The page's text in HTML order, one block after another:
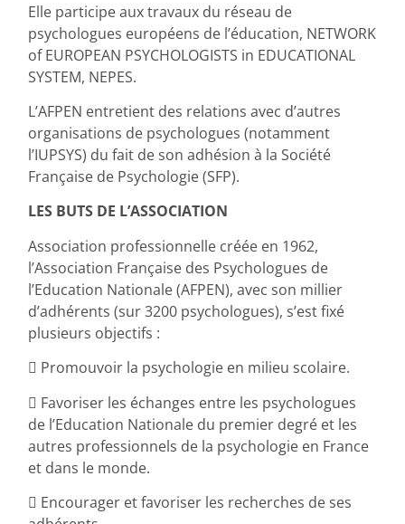
Elle participe aux travaux du réseau de
psychologues européens de l’éducation, NETWORK
of EUROPEAN PSYCHOLOGISTS in EDUCATIONAL
SYSTEM, NEPES.
L’AFPEN entretient des relations avec d’autres
organisations de psychologues (notamment
l’IUPSYS) du fait de son adhésion à la Société
Française de Psychologie (SFP).
LES BUTS DE L’ASSOCIATION
Association professionnelle créée en 1962,
l’Association Française des Psychologues de
l’Education Nationale (AFPEN), avec son millier
d’adhérents (sur 3200 psychologues), s’est fixé
plusieurs objectifs :
 Promouvoir la psychologie en milieu scolaire.
 Favoriser les échanges entre les psychologues
de l’Education Nationale du premier degré et les
autres professionnels de la psychologie en France
et dans le monde.
 Encourager et favoriser les recherches de ses